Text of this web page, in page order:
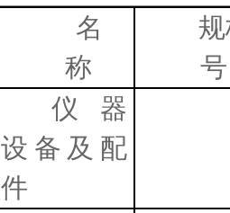
名
称
号
仪器
设备及配
件